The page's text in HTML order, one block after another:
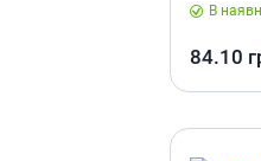
В
84.10